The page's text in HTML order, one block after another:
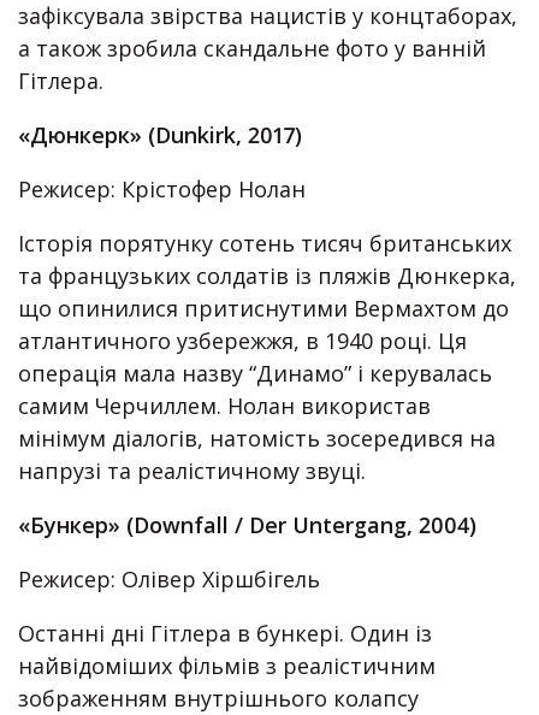
зафіксувала звірства нацистів у концтаборах,
а також зробила скандальне фото у ванній
Гітлера.
«Дюнкерк» (Dunkirk, 2017)
Режисер: Крістофер Нолан
Історія порятунку сотень тисяч британських
та французьких солдатів із пляжів Дюнкерка,
що опинилися притиснутими Вермахтом до
атлантичного узбережжя, в 1940 році. Ця
операція мала назву “Динамо” і керувалась
самим Черчиллем. Нолан використав
мінімум діалогів, натомість зосередився на
напрузі та реалістичному звуці.
«Бункер» (Downfall / Der Untergang, 2004)
Режисер: Олівер Хіршбігель
Останні дні Гітлера в бункері. Один із
найвідоміших фільмів з реалістичним
зображенням внутрішнього колапсу